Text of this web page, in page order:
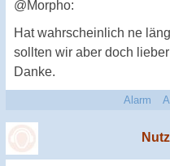
@Morpho:
Hat wahrscheinlich ne
sollten wir aber doch
Danke.
Alarm